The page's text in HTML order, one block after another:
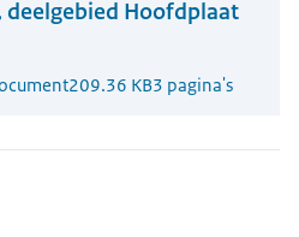
deelgebied Hoofdplaat
209.36 KB3 pagina's